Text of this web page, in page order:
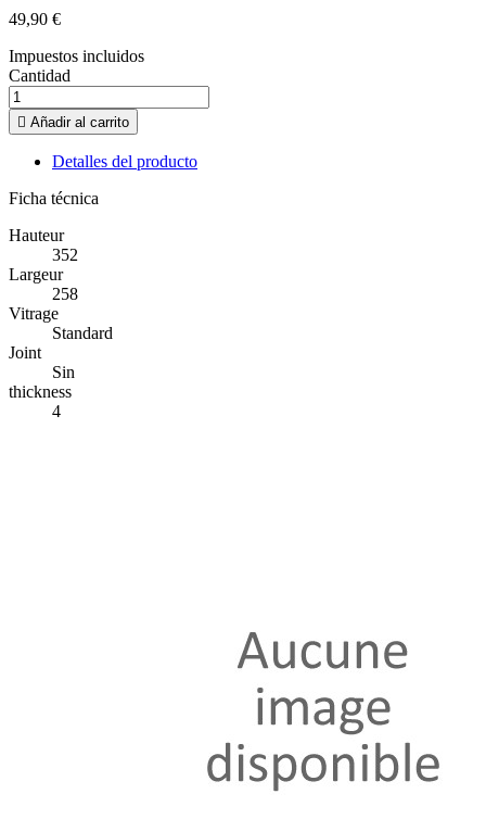
49,90 €
Impuestos incluidos
Cantidad
 Añadir al carrito
Detalles del producto
Ficha técnica
Hauteur
352
Largeur
258
Vitrage
Standard
Joint
Sin
thickness
4